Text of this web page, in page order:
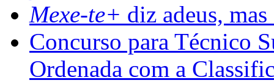
Mexe-te+ diz adeus,
Concurso para Técnico
Ordenada com a